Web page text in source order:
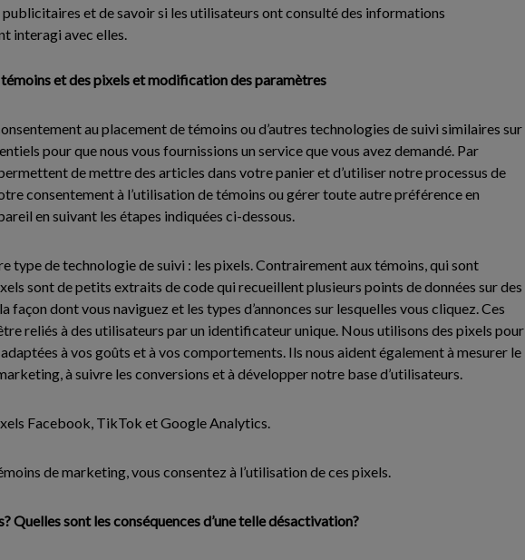
publicitaires et de savoir si les utilisateurs ont consulté des informations
interagi avec elles.
et des pixels et modification des paramètres
au placement de témoins ou d’autres technologies de suivi similaires sur
pour que nous vous fournissions un service que vous avez demandé. Par
de mettre des articles dans votre panier et d’utiliser notre processus de
consentement à l’utilisation de témoins ou gérer toute autre préférence en
en suivant les étapes indiquées ci-dessous.
type de technologie de suivi : les pixels. Contrairement aux témoins, qui sont
sont de petits extraits de code qui recueillent plusieurs points de données sur des
façon dont vous naviguez et les types d’annonces sur lesquelles vous cliquez. Ces
reliés à des utilisateurs par un identificateur unique. Nous utilisons des pixels pour
à vos goûts et à vos comportements. Ils nous aident également à mesurer le
à suivre les conversions et à développer notre base d’utilisateurs.
Facebook, TikTok et Google Analytics.
de marketing, vous consentez à l’utilisation de ces pixels.
Quelles sont les conséquences d’une telle désactivation?